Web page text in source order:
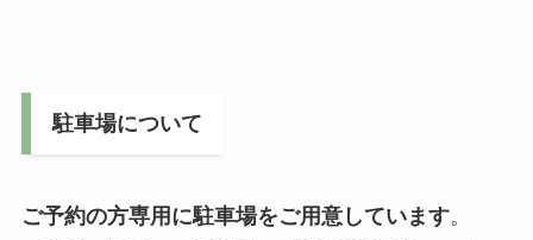
駐車場について
ご予約の方専用に駐車場をご用意しています。